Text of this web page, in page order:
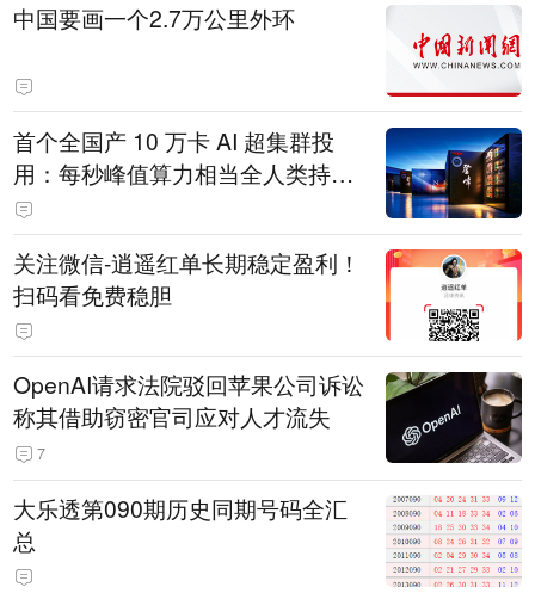
中国要画一个2.7万公里外环
首个全国产 10 万卡 AI 超集群投
用：每秒峰值算力相当全人类持续
计算 200 年
关注微信-逍遥红单长期稳定盈利！
扫码看免费稳胆
OpenAI请求法院驳回苹果公司诉讼
称其借助窃密官司应对人才流失
7
大乐透第090期历史同期号码全汇
总